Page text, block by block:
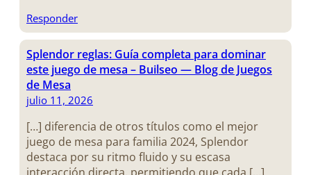
Responder
Splendor reglas: Guía completa para dominar
este juego de mesa – Builseo — Blog de Juegos
de Mesa
julio 11, 2026
[…] diferencia de otros títulos como el mejor
juego de mesa para familia 2024, Splendor
destaca por su ritmo fluido y su escasa
interacción directa, permitiendo que cada […]